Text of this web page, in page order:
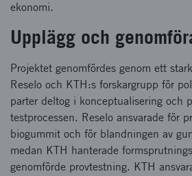
ekonomi.
Upplägg och
Projektet genomfördes genom ett
Reselo och KTH:s forskargrupp för
parter deltog i konceptualisering och
testprocessen. Reselo ansvarade för
biogummit och för blandningen av
medan KTH hanterade
genomförde provtestning. KTH